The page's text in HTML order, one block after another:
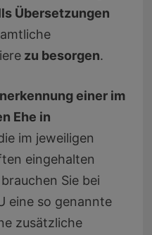
Übersetzungen
zu besorgen.
einer im
Ehe in
im jeweiligen
eingehalten
Sie bei
eine so genannte
zusätzliche